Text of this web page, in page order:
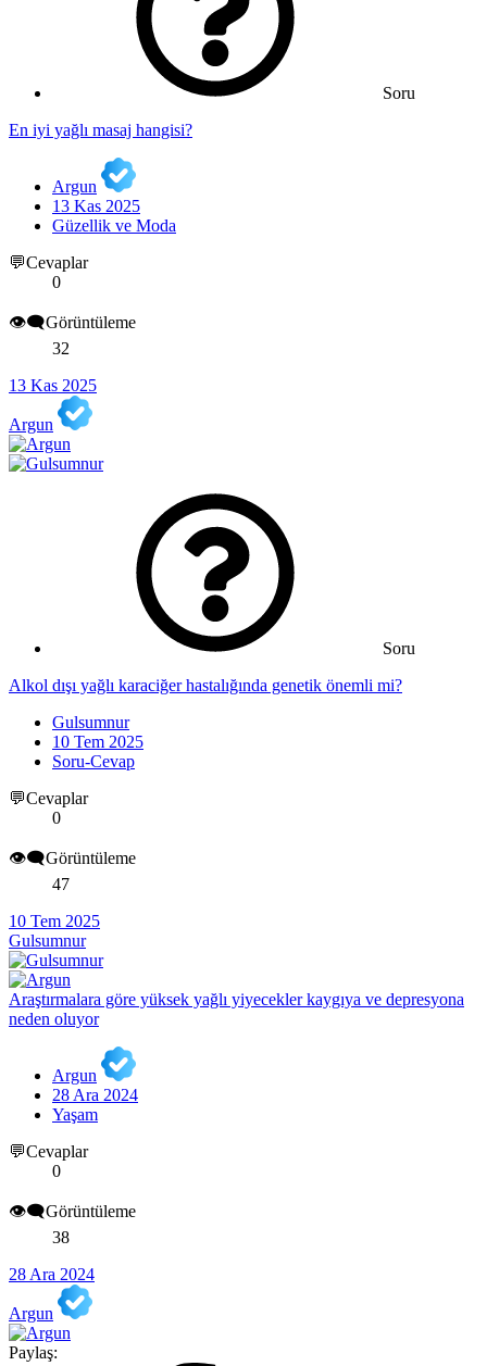
Soru
En iyi yağlı masaj hangisi?
Argun
13 Kas 2025
Güzellik ve Moda
💬Cevaplar
0
👁️‍🗨️Görüntüleme
32
13 Kas 2025
Argun
Soru
Alkol dışı yağlı karaciğer hastalığında genetik önemli mi?
Gulsumnur
10 Tem 2025
Soru-Cevap
💬Cevaplar
0
👁️‍🗨️Görüntüleme
47
10 Tem 2025
Gulsumnur
Araştırmalara göre yüksek yağlı yiyecekler kaygıya ve depresyona
neden oluyor
Argun
28 Ara 2024
Yaşam
💬Cevaplar
0
👁️‍🗨️Görüntüleme
38
28 Ara 2024
Argun
Paylaş: